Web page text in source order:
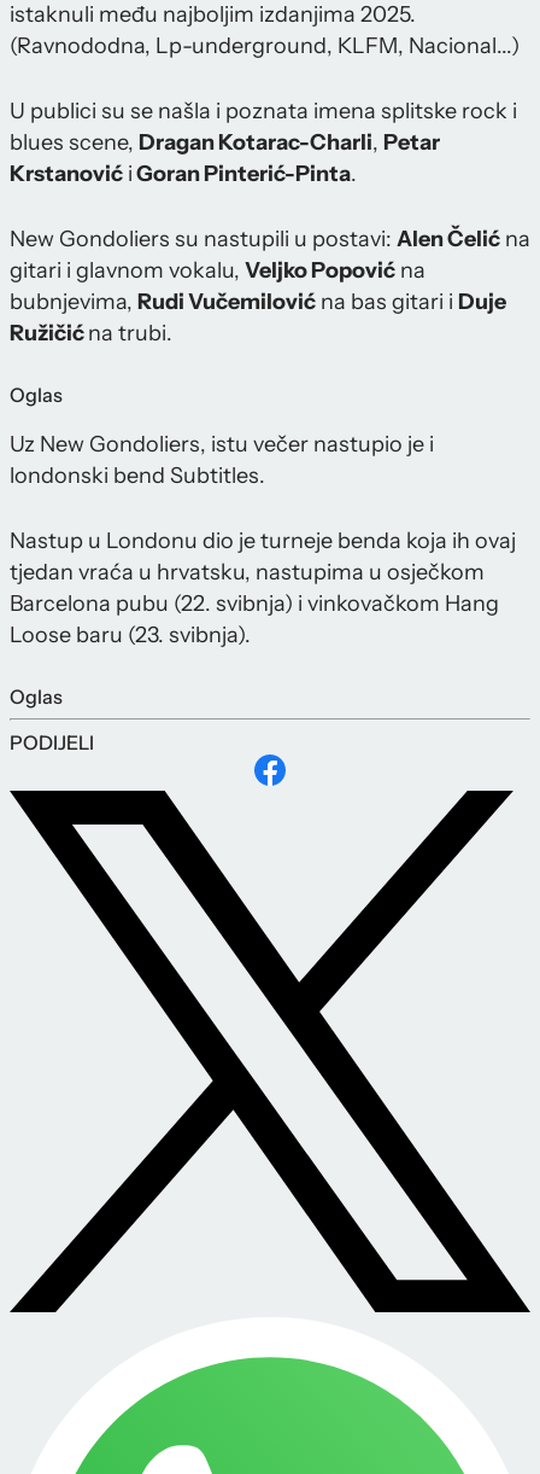
istaknuli među najboljim izdanjima 2025.
(Ravnododna, Lp-underground, KLFM, Nacional...)
U publici su se našla i poznata imena splitske rock i
blues scene, Dragan Kotarac-Charli, Petar
Krstanović iGoran Pinterić-Pinta.
New Gondoliers su nastupili u postavi: Alen Čelić na
gitari i glavnom vokalu, Veljko Popović na
bubnjevima, Rudi Vučemilović na bas gitari i Duje
Ružičićna trubi.
Oglas
Uz New Gondoliers, istu večer nastupio je i
londonski bend Subtitles.
Nastup u Londonu dio je turneje benda koja ih ovaj
tjedan vraća u hrvatsku, nastupima u osječkom
Barcelona pubu (22. svibnja) i vinkovačkom Hang
Loose baru (23. svibnja).
Oglas
PODIJELI